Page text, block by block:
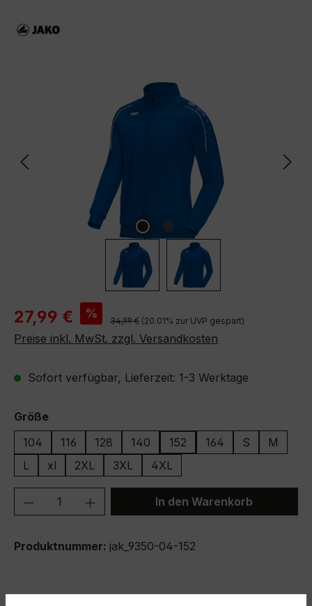
Bildergalerie überspringen
Verkaufspreis:
27,99 € % Regulärer Preis:
34,99 € (20.01% zur UVP gespart)
Preise inkl. MwSt. zzgl. Versandkosten
Sofort verfügbar, Lieferzeit: 1-3 Werktage
Größeauswählen
104
116 128 140 152 164 S
M
L
xl 2XL 3XL 4XL
Produkt Anzahl: Gib denIn den Warenkorb
Produktnummer: jak_9350-04-152